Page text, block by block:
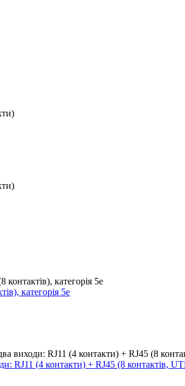
категорія 5е
RJ11 (4 контакти) + RJ45 (8 контактів,